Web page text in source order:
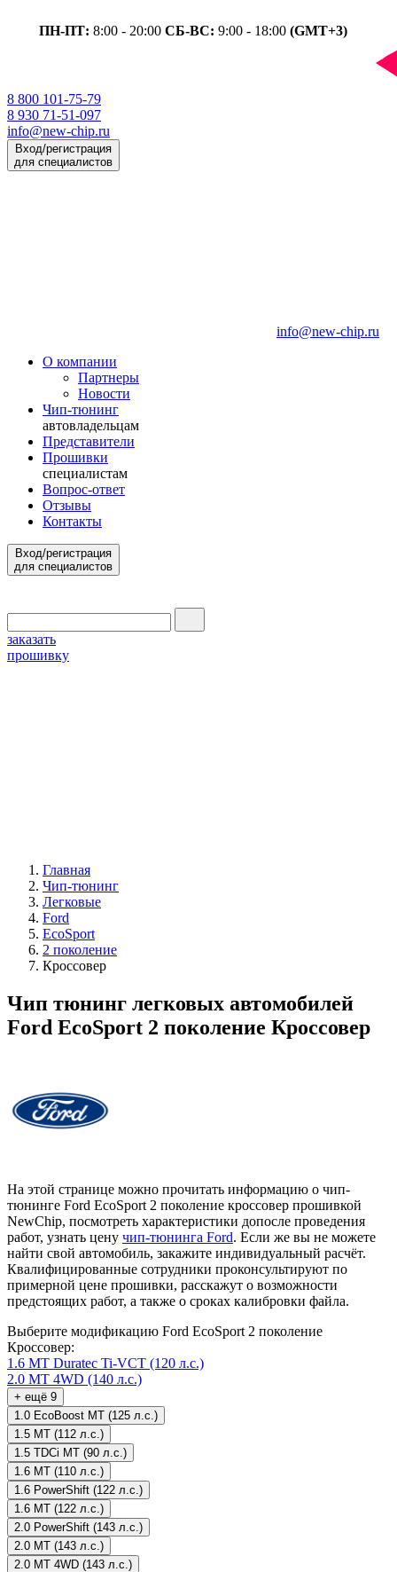
ПН-ПТ: 8:00 - 20:00 СБ-ВС: 9:00 - 18:00 (GMT+3)
8 800 101-75-79
8 930 71-51-097
info@new-chip.ru
Вход/регистрация
для специалистов
info@new-chip.ru
О компании
Партнеры
Новости
Чип-тюнинг
автовладельцам
Представители
Прошивки
специалистам
Вопрос-ответ
Отзывы
Контакты
Вход/регистрация
для специалистов
заказать
прошивку
Главная
Чип-тюнинг
Легковые
Ford
EcoSport
2 поколение
Кроссовер
Чип тюнинг легковых автомобилей
Ford EcoSport 2 поколение Кроссовер
На этой странице можно прочитать информацию о чип-
тюнинге Ford EcoSport 2 поколение кроссовер прошивкой
NewChip, посмотреть характеристики допосле проведения
работ, узнать цену чип-тюнинга Ford. Если же вы не можете
найти свой автомобиль, закажите индивидуальный расчёт.
Квалифицированные сотрудники проконсультируют по
примерной цене прошивки, расскажут о возможности
предстоящих работ, а также о сроках калибровки файла.
Выберите модификацию Ford EcoSport 2 поколение
Кроссовер:
1.6 MT Duratec Ti-VCT (120 л.с.)
2.0 МТ 4WD (140 л.с.)
+ ещё 9
1.0 EcoBoost МТ (125 л.с.)
1.5 MT (112 л.с.)
1.5 TDCi MT (90 л.с.)
1.6 MT (110 л.с.)
1.6 PowerShift (122 л.с.)
1.6 МТ (122 л.с.)
2.0 PowerShift (143 л.с.)
2.0 МТ (143 л.с.)
2.0 МТ 4WD (143 л.с.)